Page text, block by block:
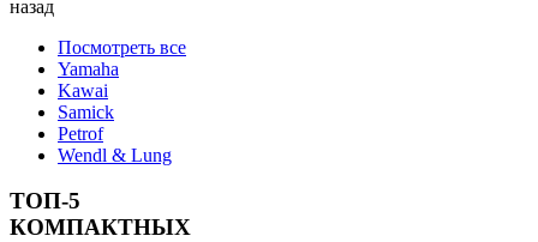
назад
Посмотреть все
Yamaha
Kawai
Samick
Petrof
Wendl & Lung
ТОП-5
КОМПАКТНЫХ